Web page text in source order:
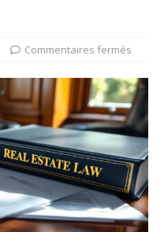
Commentaires fermés